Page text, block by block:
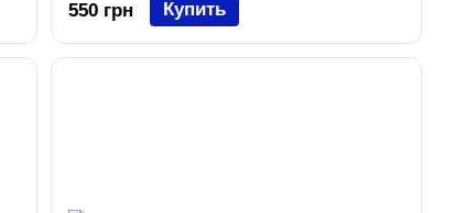
550 грн Купить